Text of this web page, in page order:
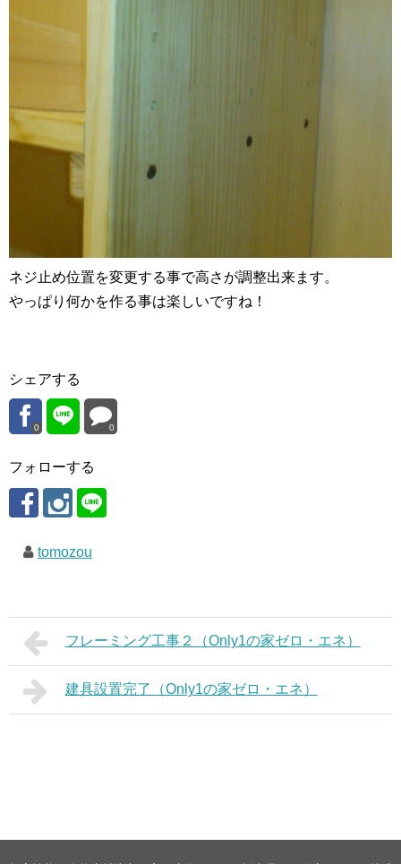
ネジ止め位置を変更する事で高さが調整出来ます。
やっぱり何かを作る事は楽しいですね！
シェアする
0 0
フォローする
tomozou
フレーミング工事２（Only1の家ゼロ・エネ）
建具設置完了（Only1の家ゼロ・エネ）